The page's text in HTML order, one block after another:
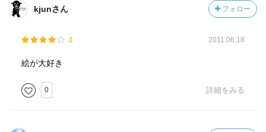
kjunさん フォロー
4 2011.06.18
絵が大好き
0 詳細をみる